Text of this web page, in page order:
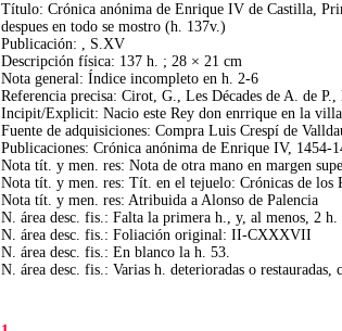
Título: Crónica anónima de Enrique IV de Castilla,
despues en todo se mostro (h. 137v.)
Publicación: , S.XV
Descripción física: 137 h. ; 28 × 21 cm
Nota general: Índice incompleto en h. 2-6
Referencia precisa: Cirot, G., Les Décades de A. de
Incipit/Explicit: Nacio este Rey don enrrique en la
Fuente de adquisiciones: Compra Luis Crespí de
Publicaciones: Crónica anónima de Enrique IV,
Nota tít. y men. res: Nota de otra mano en margen
Nota tít. y men. res: Tít. en el tejuelo: Crónicas de los
Nota tít. y men. res: Atribuida a Alonso de Palencia
N. área desc. fis.: Falta la primera h., y, al menos, 2
N. área desc. fis.: Foliación original: II-CXXXVII
N. área desc. fis.: En blanco la h. 53.
N. área desc. fis.: Varias h. deterioradas o restauradas,